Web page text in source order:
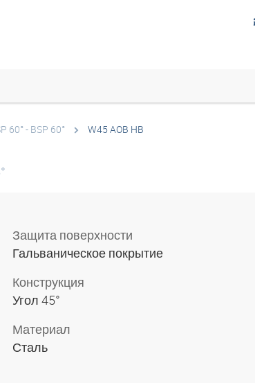
60° - BSP 60° W45 AOB HB
Защита поверхности
Гальваническое покрытие
Конструкция
Угол 45°
Материал
Сталь